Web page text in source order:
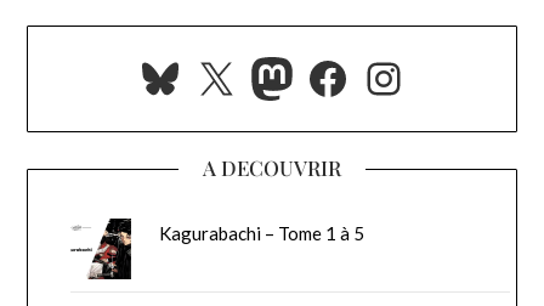
Bluesky
X Mastodon
Facebook
A DECOUVRIR
Kagurabachi – Tome 1 à 5